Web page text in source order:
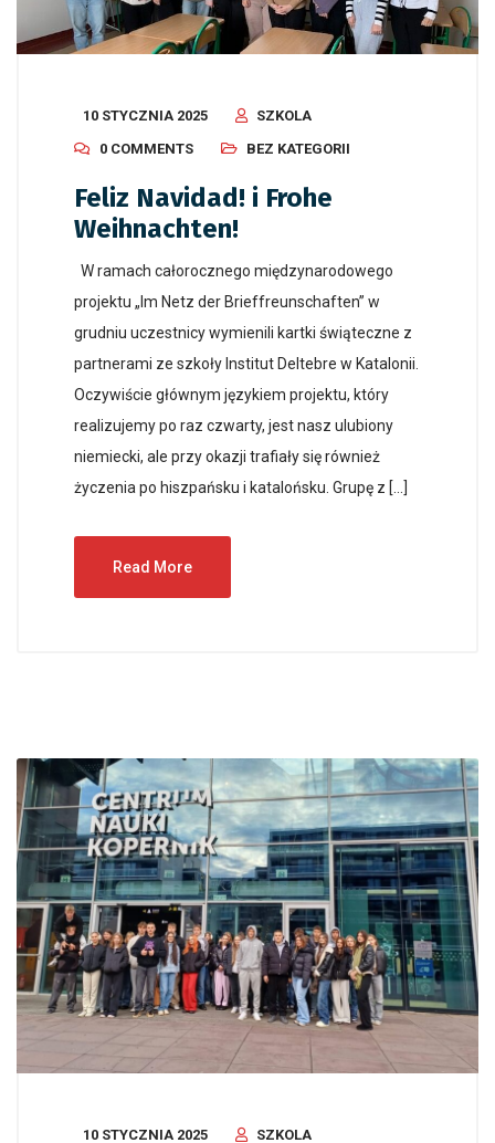
10 STYCZNIA 2025
SZKOLA
0 COMMENTS
BEZ KATEGORII
Feliz Navidad! i Frohe
Weihnachten!
W ramach całorocznego międzynarodowego
projektu „Im Netz der Brieffreunschaften” w
grudniu uczestnicy wymienili kartki świąteczne z
partnerami ze szkoły Institut Deltebre w Katalonii.
Oczywiście głównym językiem projektu, który
realizujemy po raz czwarty, jest nasz ulubiony
niemiecki, ale przy okazji trafiały się również
życzenia po hiszpańsku i katalońsku. Grupę z […]
Read More
10 STYCZNIA 2025
SZKOLA